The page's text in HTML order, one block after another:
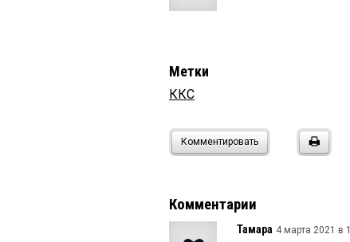
Метки
ККС
Комментировать
Комментарии
Тамара 4 марта 2021 в